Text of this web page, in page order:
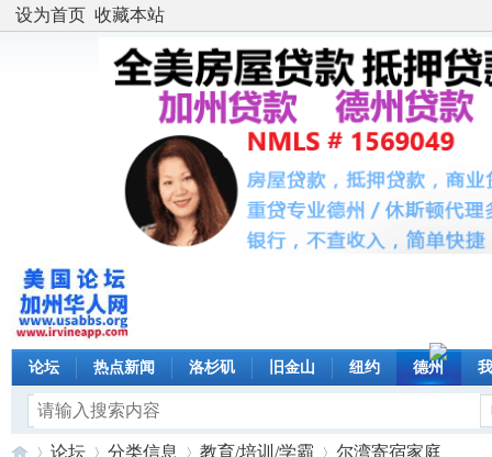
设为首页 收藏本站
论坛 热点新闻 洛杉矶 旧金山 纽约 德州
论坛 分类信息 教育/培训/学霸 尔湾寄宿家庭